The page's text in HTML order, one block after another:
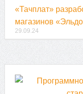
«Тачплат»
магазинов
29.09.24